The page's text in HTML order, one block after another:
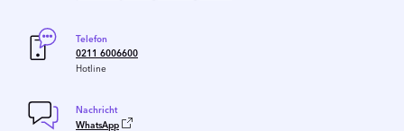
Telefon
0211 6006600
Hotline
Nachricht
WhatsApp